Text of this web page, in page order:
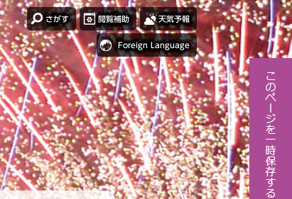
さがす 閲覧補助 天気予報
Foreign Language